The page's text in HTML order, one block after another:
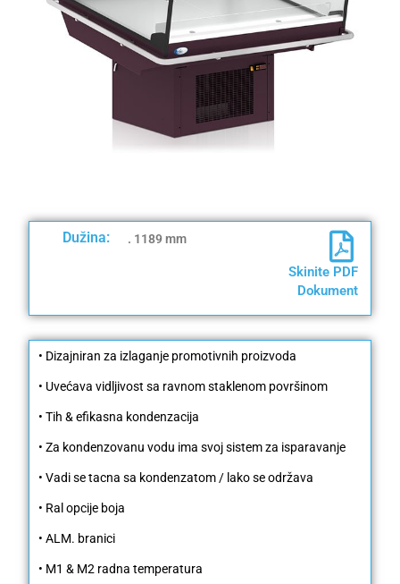
Dužina: . 1189 mm
Skinite PDF
Dokument
• Dizajniran za izlaganje promotivnih proizvoda
• Uvećava vidljivost sa ravnom staklenom površinom
• Tih & efikasna kondenzacija
• Za kondenzovanu vodu ima svoj sistem za isparavanje
• Vadi se tacna sa kondenzatom / lako se održava
• Ral opcije boja
• ALM. branici
• M1 & M2 radna temperatura